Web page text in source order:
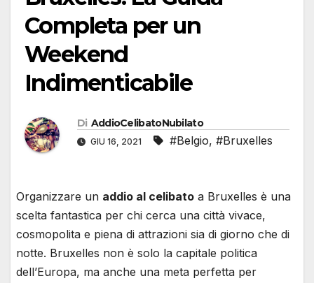
Completa per un
Weekend
Indimenticabile
Di AddioCelibatoNubilato
GIU 16, 2021 #Belgio, #Bruxelles
Organizzare un addio al celibato a Bruxelles è una
scelta fantastica per chi cerca una città vivace,
cosmopolita e piena di attrazioni sia di giorno che di
notte. Bruxelles non è solo la capitale politica
dell’Europa, ma anche una meta perfetta per